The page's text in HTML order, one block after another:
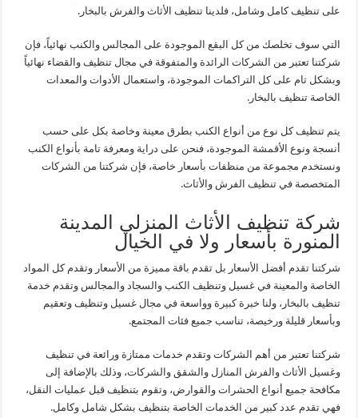
على تنظيف كامل وشامل، فلدينا تنظيف الأثاث والفرش بالبخار.
التي سوف تخلصك من كل البقع الموجودة على المجالس والكنب نهائياً، فإن
شركتنا تعتبر من الشركات الرائدة والمتفوقة في مجال تنظيف والقضاء نهائياً
وبشكل تام على كل التراكمات الموجودة، واستعمال الأدوات والمعدات
الخاصة تنظيف بالبخار.
يتم تنظيف كل نوع من أنواع الكنب بطرق معينة وخاصة بكل على حسب
أنسجة ونوع الأقمشة الموجودة، فنحن على دراية ومعرفة تامة بأنواع الكنب
ونستخدم مجموعة من منظفات بأسعار خاصة، فإن شركتنا من الشركات
المتخصصة في تنظيف الفرش والأثاث.
شركة تنظيف الأثاث المنزلي المدينة
المنورة بأسعار ولا في الخيال
شركتنا تقدم أفضل الأسعار بل تقدم باقة مميزة من الأسعار وتقدم كل المواد
الخاصة والمعينة في غسيل وتنظيف الكنب والسجاد والمجالس وتقدم خدمة
تنظيف بالبخار، ولنا خبرة كبيرة وواسعة في مجال غسيل وتنظيف وتعقيم
وبأسعار قليلة ورخيصة، تناسب جميع فئات المجتمع.
شركتنا تعتبر من أهم الشركات وتقدم خدمات ممتازة ورائعة في تنظيف
وغسيل الأثاث والفرش المنازل والشقق والشركات، وذلك بالإضافة إلى
مكافحة جميع أنواع الحشرات والقوارض، وتقوم بتنظيف قبل عمليات النقل،
فهي تقدم عدد كبير من الخدمات الخاصة بتنظيف بشكل شامل وكامل.